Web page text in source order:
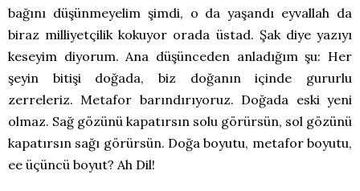
bağını düşünmeyelim şimdi, o da yaşandı eyvallah da
biraz milliyetçilik kokuyor orada üstad. Şak diye yazıyı
keseyim diyorum. Ana düşünceden anladığım şu: Her
şeyin bitişi doğada, biz doğanın içinde gururlu
zerreleriz. Metafor barındırıyoruz. Doğada eski yeni
olmaz. Sağ gözünü kapatırsın solu görürsün, sol gözünü
kapatırsın sağı görürsün. Doğa boyutu, metafor boyutu,
ee üçüncü boyut? Ah Dil!